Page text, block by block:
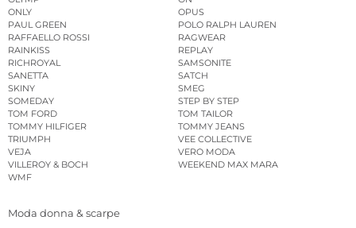
ONLY
OPUS
PAUL GREEN
POLO RALPH LAUREN
RAFFAELLO ROSSI
RAGWEAR
RAINKISS
REPLAY
RICHROYAL
SAMSONITE
SANETTA
SATCH
SKINY
SMEG
SOMEDAY
STEP BY STEP
TOM FORD
TOM TAILOR
TOMMY HILFIGER
TOMMY JEANS
TRIUMPH
VEE COLLECTIVE
VEJA
VERO MODA
VILLEROY & BOCH
WEEKEND MAX MARA
WMF
Moda donna & scarpe